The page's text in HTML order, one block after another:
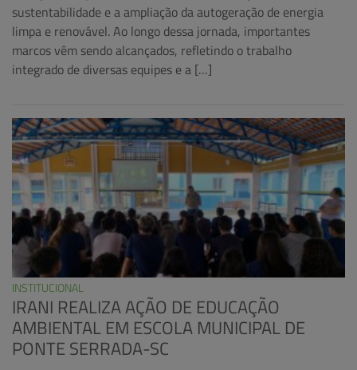
sustentabilidade e a ampliação da autogeração de energia
limpa e renovável. Ao longo dessa jornada, importantes
marcos vêm sendo alcançados, refletindo o trabalho
integrado de diversas equipes e a […]
INSTITUCIONAL
IRANI REALIZA AÇÃO DE EDUCAÇÃO
AMBIENTAL EM ESCOLA MUNICIPAL DE
PONTE SERRADA-SC